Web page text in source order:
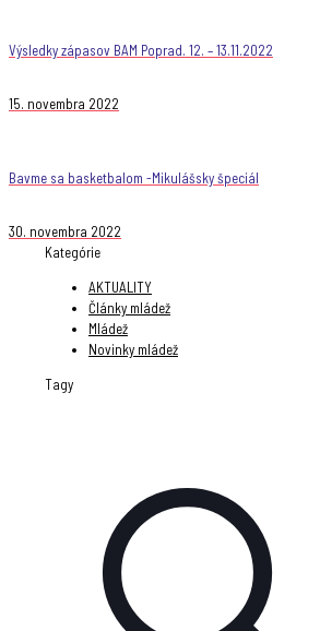
Výsledky zápasov BAM Poprad. 12. – 13.11.2022
15. novembra 2022
Bavme sa basketbalom -Mikulášsky špeciál
30. novembra 2022
Kategórie
AKTUALITY
Články mládež
Mládež
Novinky mládež
Tagy